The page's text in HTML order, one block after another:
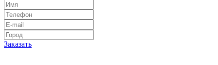
Заказать